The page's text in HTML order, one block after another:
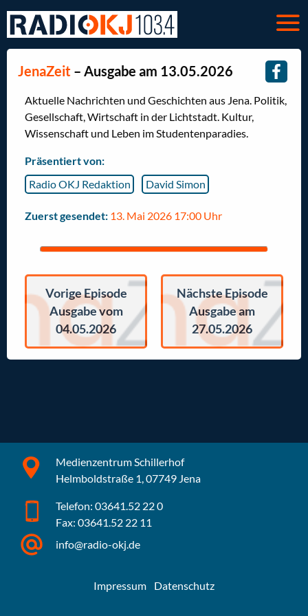
JenaZeit – Ausgabe am 13.05.2026
Aktuelle Nachrichten und Geschichten aus Jena. Politik,
Gesellschaft, Wirtschaft in der Lichtstadt. Kultur,
Wissenschaft und Leben im Studentenparadies.
Präsentiert von:
Radio OKJ Redaktion
David Simon
Zuerst gesendet: 13. Mai 2026 17:00 Uhr
Vorige Episode
Ausgabe vom
04.05.2026
Nächste Episode
Ausgabe am
27.05.2026
Medienzentrum Schillerhof
Helmboldstraße 1, 07749 Jena
Telefon: 03641.52 22 0
Fax: 03641.52 22 11
info@radio-okj.de
Impressum Datenschutz